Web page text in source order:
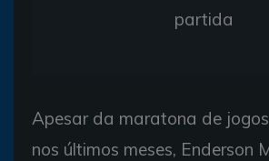
partida
Apesar da maratona de
nos últimos meses, Enderson